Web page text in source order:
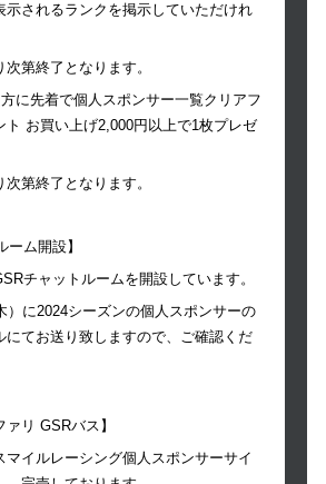
示されるランクを掲示していただけれ
第終了となります。
に先着で個人スポンサー一覧クリアフ
ト お買い上げ2,000円以上で1枚プレゼ
第終了となります。
ーム開設】
チャットルームを開設しています。
）に2024シーズンの個人スポンサーの
にてお送り致しますので、ご確認くだ
ァリ GSRバス】
マイルレーシング個人スポンサーサイ